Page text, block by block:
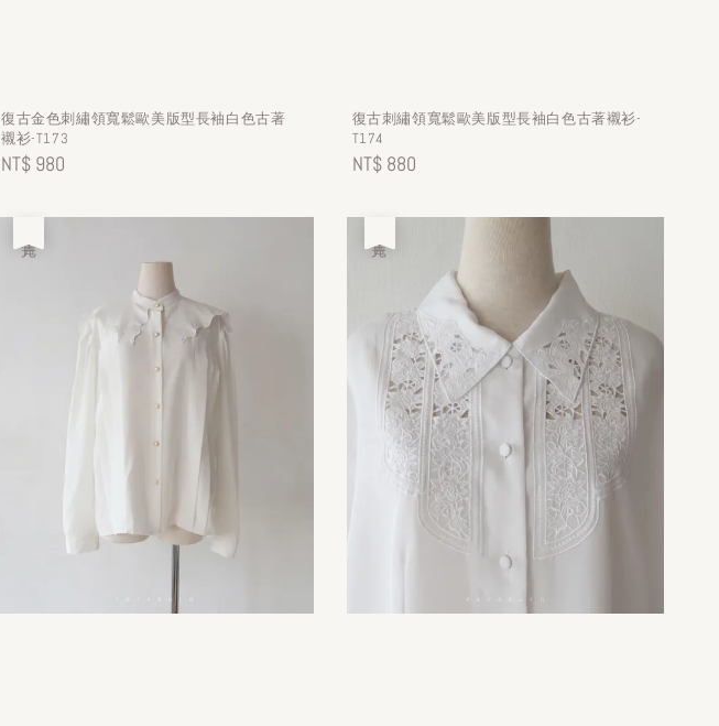
復古金色刺繡領寬鬆歐美版型長袖白色古著
襯衫-T173
Regular
NT$ 980
復古刺繡領寬鬆歐美版型長袖白色古著襯衫-
T174
Regular
NT$ 880